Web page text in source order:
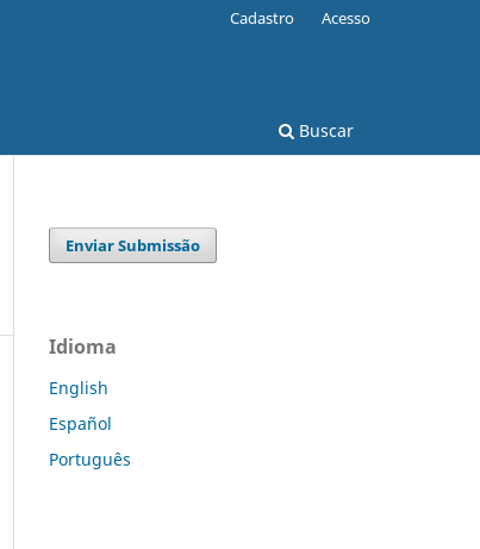
Buscar
Cadastro Acesso
Enviar Submissão
Idioma
English
Español
Português